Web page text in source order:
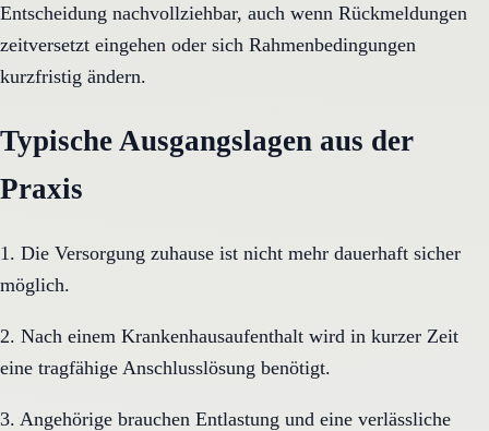
Entscheidung nachvollziehbar, auch wenn Rückmeldungen
zeitversetzt eingehen oder sich Rahmenbedingungen
kurzfristig ändern.
Typische Ausgangslagen aus der
Praxis
1. Die Versorgung zuhause ist nicht mehr dauerhaft sicher
möglich.
2. Nach einem Krankenhausaufenthalt wird in kurzer Zeit
eine tragfähige Anschlusslösung benötigt.
3. Angehörige brauchen Entlastung und eine verlässliche